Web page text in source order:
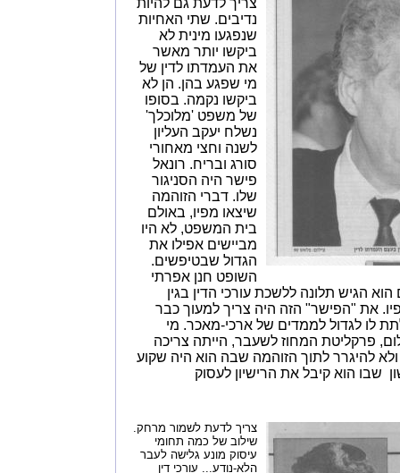
צריך לדעת גם להיות
נדיבים. שתי האחיות
שנפגעו מינית לא
ביקשו יותר מאשר
את העמדתו לדין של
מי שפגע בהן. הן לא
ביקשו נקמה. בסופו
של משפט 'מלוכלך'
נשלח יעקב העליון
לשנה וחצי מאחורי
סורג ובריח. רונאל
פישר היה הסניגור
שלו. דברי הזוהמה
שיצאו מפיו, באולם
בית המשפט, לא היו
מביישים אפילו את
הגדול שבטיפשים.
השופט חנן אפרתי
הגיש תלונה ללשכת עורכי הדין בגין
את "הפישר" הזה היה צריך למעוך כבר
לו לגדול לממדים של ארכי-מאכר. מי
פרקליטת המחוז לשעבר, הייתה צריכה
להיגרר לתוך הזוהמה שבה הוא היה שקוע
שבו הוא קיבל את הרישיון לעסוק
צריך לדעת לשמור מרחק.
שילוב של כמה תחומי
עיסוק מונע גלישה לעבר
הלא-נודע... עורכי דין